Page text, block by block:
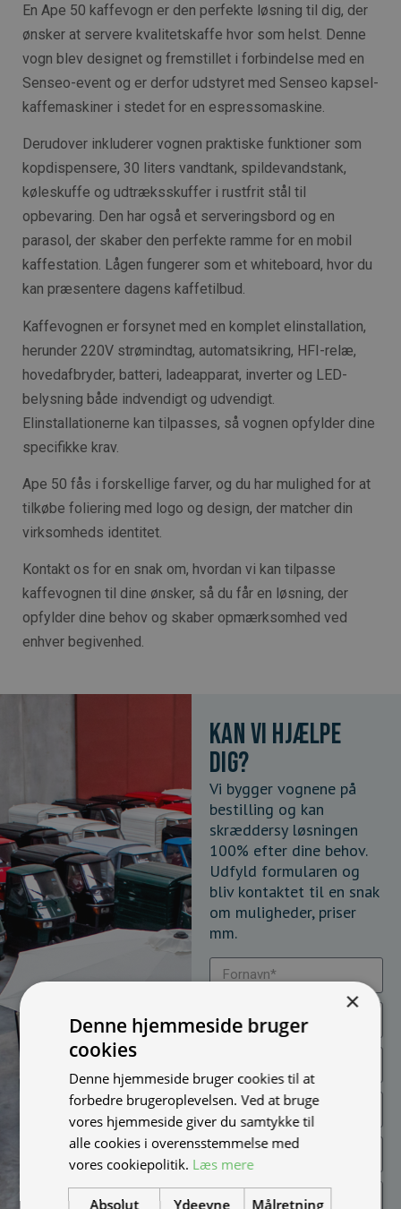
En Ape 50 kaffevogn er den perfekte løsning til dig, der
ønsker at servere kvalitetskaffe hvor som helst. Denne
vogn blev designet og fremstillet i forbindelse med en
Senseo-event og er derfor udstyret med Senseo kapsel-
kaffemaskiner i stedet for en espressomaskine.
Derudover inkluderer vognen praktiske funktioner som
kopdispensere, 30 liters vandtank, spildevandstank,
køleskuffe og udtræksskuffer i rustfrit stål til
opbevaring. Den har også et serveringsbord og en
parasol, der skaber den perfekte ramme for en mobil
kaffestation. Lågen fungerer som et whiteboard, hvor du
kan præsentere dagens kaffetilbud.
Kaffevognen er forsynet med en komplet elinstallation,
herunder 220V strømindtag, automatsikring, HFI-relæ,
hovedafbryder, batteri, ladeapparat, inverter og LED-
belysning både indvendigt og udvendigt.
Elinstallationerne kan tilpasses, så vognen opfylder dine
specifikke krav.
Ape 50 fås i forskellige farver, og du har mulighed for at
tilkøbe foliering med logo og design, der matcher din
virksomheds identitet.
Kontakt os for en snak om, hvordan vi kan tilpasse
kaffevognen til dine ønsker, så du får en løsning, der
opfylder dine behov og skaber opmærksomhed ved
enhver begivenhed.
Kan vi hjælpe
dig?
Vi bygger vognene på
bestilling og kan
skræddersy løsningen
100% efter dine behov.
Udfyld formularen og
bliv kontaktet til en snak
om muligheder, priser
mm.
×
Denne hjemmeside bruger
cookies
Denne hjemmeside bruger cookies til at
forbedre brugeroplevelsen. Ved at bruge
vores hjemmeside giver du samtykke til
alle cookies i overensstemmelse med
vores cookiepolitik. Læs mere
Absolut Ydeevne Målretning